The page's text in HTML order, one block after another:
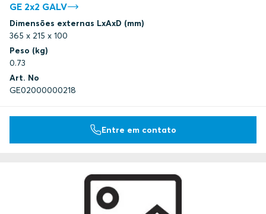
GE 2x2 GALV
Dimensões externas LxAxD (mm)
365 x 215 x 100
Peso (kg)
0.73
Art. No
GE02000000218
Entre em contato